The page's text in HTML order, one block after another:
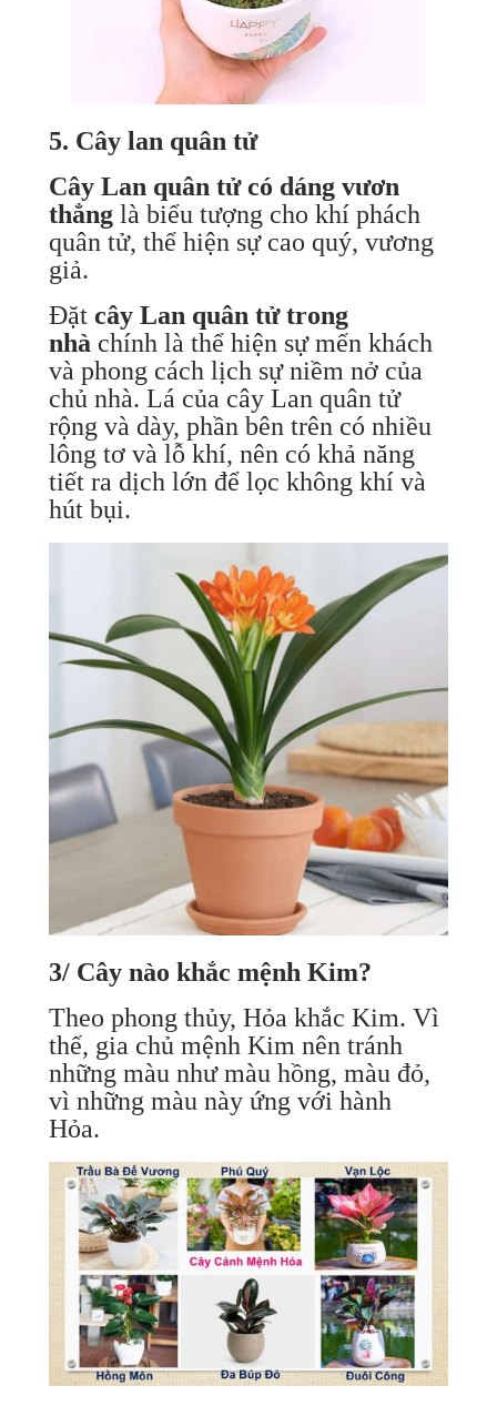
5. Cây lan quân tử
Cây Lan quân tử có dáng vươn
thẳnglà biểu tượng cho khí phách
quân tử, thể hiện sự cao quý, vương
giả.
Đặt cây Lan quân tử trong
nhà chính là thể hiện sự mến khách
và phong cách lịch sự niềm nở của
chủ nhà. Lá của cây Lan quân tử
rộng và dày, phần bên trên có nhiều
lông tơ và lỗ khí, nên có khả năng
tiết ra dịch lớn để lọc không khí và
hút bụi.
3/ Cây nào khắc mệnh Kim?
Theo phong thủy, Hỏa khắc Kim. Vì
thế, gia chủ mệnh Kim nên tránh
những màu như màu hồng, màu đỏ,
vì những màu này ứng với hành
Hỏa.